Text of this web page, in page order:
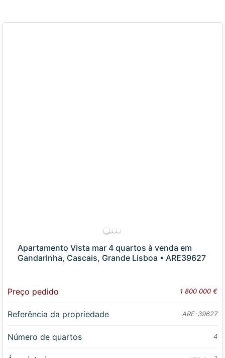
Apartamento Vista mar 4 quartos à venda em
Gandarinha, Cascais, Grande Lisboa • ARE39627
Preço pedido 1 800 000 €
Referência da propriedade ARE-39627
Número de quartos 4